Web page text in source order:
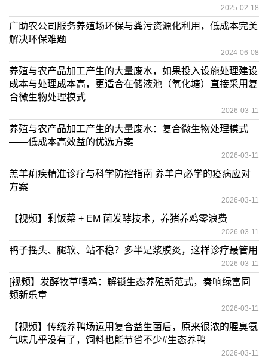
2025-02-18
广助农公司服务养殖场环保与粪污资源化利用，低成本完美
解决环保难题
2024-06-08
养殖与农产品加工产生的大量废水，如果投入设施处理建设
成本与处理成本高，更适合在储液池（氧化塘）直接采用复
合微生物处理模式
2026-03-11
养殖与农产品加工产生的大量废水：复合微生物处理模式
——低成本高效益的优选方案
2026-03-11
羔羊痢疾精准诊疗与科学防控指南 养羊户必学的疫病应对
方案
2026-03-11
【视频】剩饭菜 + EM 菌发酵技术，养猪养鸡零浪费
2026-03-11
鸭子摇头、腿软、站不稳？多半是浆膜炎，这样诊疗最管用
2026-03-11
[视频】发酵牧草喂鸡：解锁生态养殖新范式，奏响绿富同
频新乐章
2026-03-11
【视频】传统养鸭场运用复合益生菌后，原来很浓的腥臭氨
气味几乎没有了，饲料也能节省不少#生态养鸭
2026-03-11